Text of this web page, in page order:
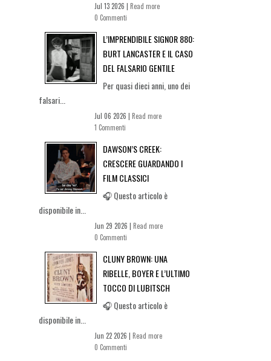
Jul 13 2026 | Read more
0 Commenti
L’IMPRENDIBILE SIGNOR 880:
BURT LANCASTER E IL CASO
DEL FALSARIO GENTILE
Per quasi dieci anni, uno dei
falsari...
Jul 06 2026 | Read more
1 Commenti
DAWSON’S CREEK:
CRESCERE GUARDANDO I
FILM CLASSICI
🎧 Questo articolo è
disponibile in...
Jun 29 2026 | Read more
0 Commenti
CLUNY BROWN: UNA
RIBELLE, BOYER E L’ULTIMO
TOCCO DI LUBITSCH
🎧 Questo articolo è
disponibile in...
Jun 22 2026 | Read more
0 Commenti